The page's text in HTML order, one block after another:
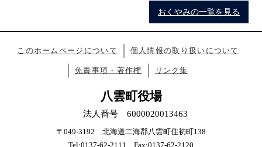
おくやみの一覧を見る
このホームページについて 個人情報の取り扱いについて
免責事項・著作権 リンク集
八雲町役場
法人番号 6000020013463
〒049-3192 北海道二海郡八雲町住初町138
Tel:0137-62-2111 Fax:0137-62-2120